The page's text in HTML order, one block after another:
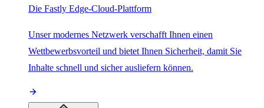
Die Fastly Edge-Cloud-Plattform
Unser modernes Netzwerk verschafft Ihnen einen
Wettbewerbsvorteil und bietet Ihnen Sicherheit, damit Sie
Inhalte schnell und sicher ausliefern können.